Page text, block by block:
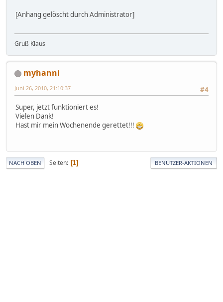
[Anhang gelöscht durch Administrator]
Gruß Klaus
myhanni
#4
Juni 26, 2010, 21:10:37
Super, jetzt funktioniert es!
Vielen Dank!
Hast mir mein Wochenende gerettet!!!
NACH OBEN Seiten 1 BENUTZER-AKTIONEN